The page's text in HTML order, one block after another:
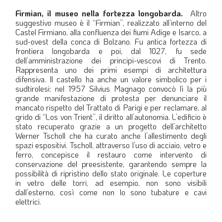
Firmian, il museo nella fortezza longobarda.
Altro
suggestivo museo è il “Firmian”, realizzato all’interno del
Castel Firmiano, alla confluenza dei fiumi Adige e Isarco, a
sud-ovest della conca di Bolzano. Fu antica fortezza di
frontiera longobarda e poi, dal 1027, fu sede
dell’amministrazione dei principi-vescovi di Trento.
Rappresenta uno dei primi esempi di architettura
difensiva. Il castello ha anche un valore simbolico per i
sudtirolesi: nel 1957 Silvius Magnago convocò lì la più
grande manifestazione di protesta per denunciare il
mancato rispetto del Trattato di Parigi e per reclamare, al
grido di “Los von Trient”, il diritto all’autonomia. L’edificio è
stato recuperato grazie a un progetto dell’architetto
Werner Tscholl che ha curato anche l’allestimento degli
spazi espositivi. Tscholl, attraverso l’uso di acciaio, vetro e
ferro, concepisce il restauro come intervento di
conservazione del preesistente, garantendo sempre la
possibilità di ripristino dello stato originale. Le coperture
in vetro delle torri, ad esempio, non sono visibili
dall’esterno, così come non lo sono tubature e cavi
elettrici.